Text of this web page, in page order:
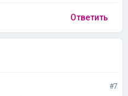
Ответить
#7